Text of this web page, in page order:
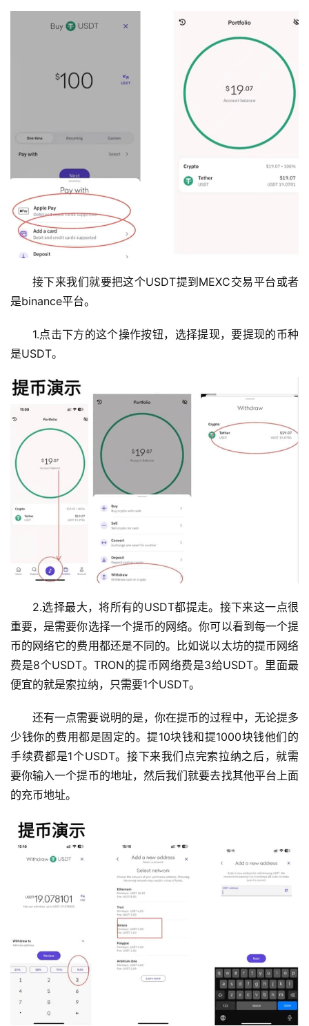
题
接下来我们就要把这个USDT提到MEXC交易平台或者
是binance平台。
1.点击下方的这个操作按钮，选择提现，要提现的币种
是USDT。
2.选择最大，将所有的USDT都提走。接下来这一点很
重要，是需要你选择一个提币的网络。你可以看到每一个提
币的网络它的费用都还是不同的。比如说以太坊的提币网络
费是8个USDT。TRON的提币网络费是3给USDT。里面最
便宜的就是索拉纳，只需要1个USDT。
还有一点需要说明的是，你在提币的过程中，无论提多
少钱你的费用都是固定的。提10块钱和提1000块钱他们的
手续费都是1个USDT。接下来我们点完索拉纳之后，就需
要你输入一个提币的地址，然后我们就要去找其他平台上面
的充币地址。